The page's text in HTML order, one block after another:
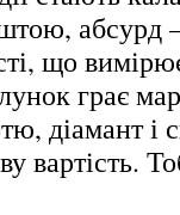
абсурд
що
грає
діамант і
вартість.